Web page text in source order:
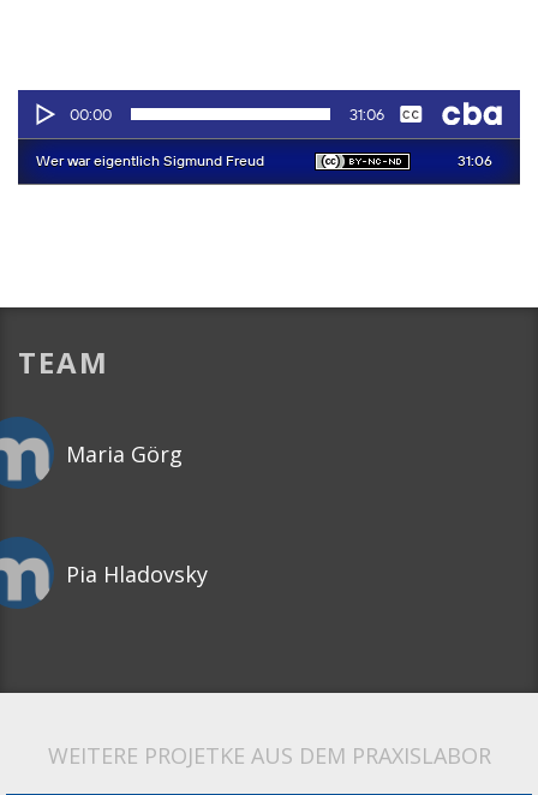
TEAM
Maria Görg
Pia Hladovsky
WEITERE PROJETKE AUS DEM PRAXISLABOR